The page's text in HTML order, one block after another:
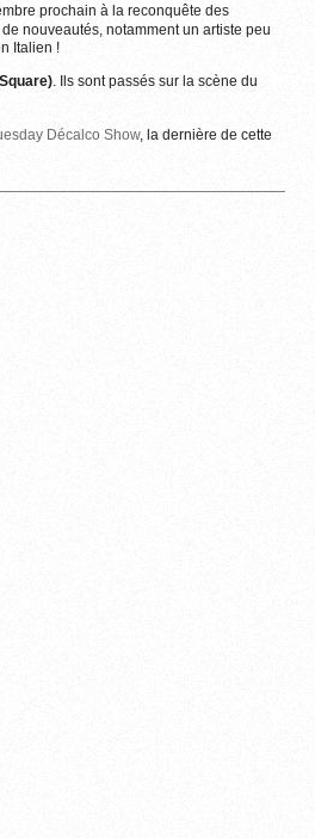
prochain à la reconquête des
nouveautés, notamment un artiste peu
Italien !
. Ils sont passés sur la scène du
Décalco Show, la dernière de cette